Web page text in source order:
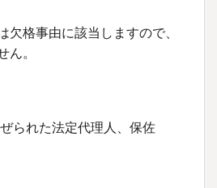
欠格事由に該当しますので、
ん。
られた法定代理人、保佐